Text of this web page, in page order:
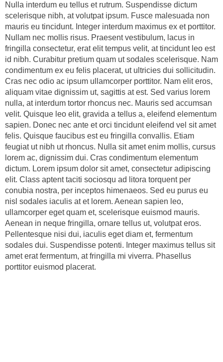
Nulla interdum eu tellus et rutrum. Suspendisse dictum
scelerisque nibh, at volutpat ipsum. Fusce malesuada non
mauris eu tincidunt. Integer interdum maximus ex et porttitor.
Nullam nec mollis risus. Praesent vestibulum, lacus in
fringilla consectetur, erat elit tempus velit, at tincidunt leo est
id nibh. Curabitur pretium quam ut sodales scelerisque. Nam
condimentum ex eu felis placerat, ut ultricies dui sollicitudin.
Cras nec odio ac ipsum ullamcorper porttitor. Nam elit eros,
aliquam vitae dignissim ut, sagittis at est. Sed varius lorem
nulla, at interdum tortor rhoncus nec. Mauris sed accumsan
velit. Quisque leo elit, gravida a tellus a, eleifend elementum
sapien. Donec nec ante et orci tincidunt eleifend vel sit amet
felis. Quisque faucibus est eu fringilla convallis. Etiam
feugiat ut nibh ut rhoncus. Nulla sit amet enim mollis, cursus
lorem ac, dignissim dui. Cras condimentum elementum
dictum. Lorem ipsum dolor sit amet, consectetur adipiscing
elit. Class aptent taciti sociosqu ad litora torquent per
conubia nostra, per inceptos himenaeos. Sed eu purus eu
nisl sodales iaculis at et lorem. Aenean sapien leo,
ullamcorper eget quam et, scelerisque euismod mauris.
Aenean in neque fringilla, ornare tellus ut, volutpat eros.
Pellentesque nisi dui, iaculis eget diam et, fermentum
sodales dui. Suspendisse potenti. Integer maximus tellus sit
amet erat fermentum, at fringilla mi viverra. Phasellus
porttitor euismod placerat.